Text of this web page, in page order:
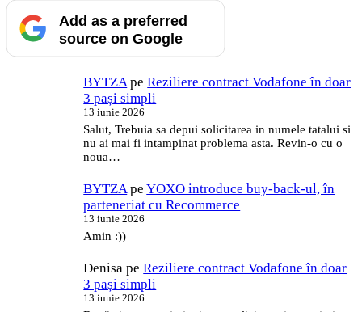
Add as a preferred
source on Google
BYTZA peReziliere contract Vodafone în doar
3 pași simpli
13 iunie 2026
Salut, Trebuia sa depui solicitarea in numele tatalui si
nu ai mai fi intampinat problema asta. Revin-o cu o
noua…
BYTZA peYOXO introduce buy-back-ul, în
parteneriat cu Recommerce
13 iunie 2026
Amin :))
Denisa peReziliere contract Vodafone în doar
3 pași simpli
13 iunie 2026